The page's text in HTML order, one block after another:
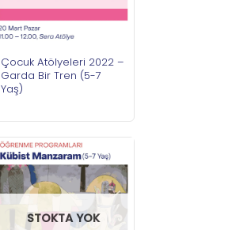
Çocuk Atölyeleri 2022 –
Garda Bir Tren (5-7
Yaş)
STOKTA YOK